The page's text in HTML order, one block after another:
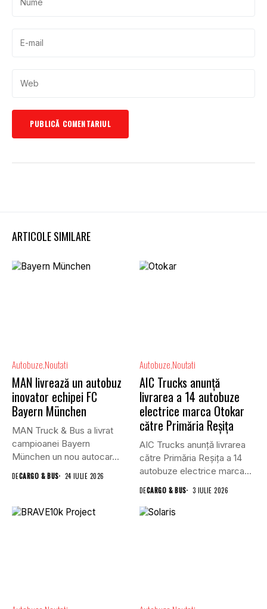
ARTICOLE SIMILARE
Autobuze Noutati
MAN livrează un autobuz
inovator echipei FC
Bayern München
MAN Truck & Bus a livrat
campioanei Bayern
München un nou autocar...
DECARGO & BUS 24 IULIE 2026
Autobuze Noutati
AIC Trucks anunță
livrarea a 14 autobuze
electrice marca Otokar
către Primăria Reșița
AIC Trucks anunță livrarea
către Primăria Reșița a 14
autobuze electrice marca...
DECARGO & BUS 3 IULIE 2026